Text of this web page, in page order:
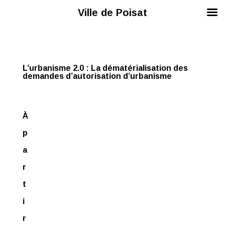
L’urbanisme 2.0 : La dématérialisation des
demandes d’autorisation d’urbanisme
À
p
a
r
t
i
r
Ville de Poisat